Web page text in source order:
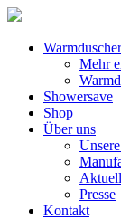
Warmduscher
Mehr
Showersave
Shop
Über uns
Presse
Kontakt